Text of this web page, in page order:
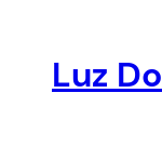
Luz